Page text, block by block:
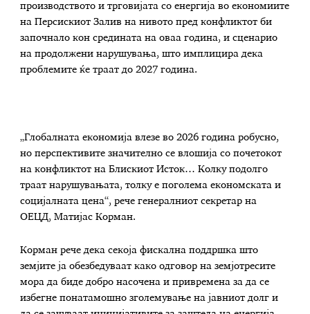
производството и трговијата со енергија во економиите
на Персискиот Залив на нивото пред конфликтот би
започнало кон средината на оваа година, и сценарио
на продолжени нарушувања, што имплицира дека
проблемите ќе траат до 2027 година.
„Глобалната економија влезе во 2026 година робусно,
но перспективите значително се влошија со почетокот
на конфликтот на Блискиот Исток… Колку подолго
траат нарушувањата, толку е поголема економската и
социјалната цена“, рече генералниот секретар на
ОЕЦД, Матијас Корман.
Корман рече дека секоја фискална поддршка што
земјите ја обезбедуваат како одговор на земјотресите
мора да биде добро насочена и привремена за да се
избегне понатамошно зголемување на јавниот долг и